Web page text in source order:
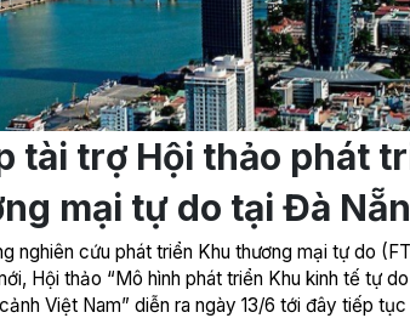
tài trợ Hội thảo phát
mại tự do tại Đà
nghiên cứu phát triển Khu thương mại tự do
Hội thảo “Mô hình phát triển Khu kinh tế tự
Việt Nam” diễn ra ngày 13/6 tới đây tiếp